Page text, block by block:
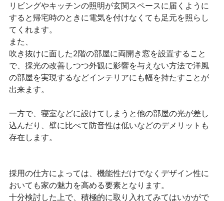
リビングやキッチンの照明が玄関スペースに届くように
すると帰宅時のときに電気を付けなくても足元を照らし
てくれます。
また、
吹き抜けに面した2階の部屋に両開き窓を設置すること
で、採光の改善しつつ外観に影響を与えない方法で洋風
の部屋を実現するなどインテリアにも幅を持たすことが
出来ます。
一方で、寝室などに設けてしまうと他の部屋の光が差し
込んだり、壁に比べて防音性は低いなどのデメリットも
存在します。
採用の仕方によっては、機能性だけでなくデザイン性に
おいても家の魅力を高める要素となります。
十分検討した上で、積極的に取り入れてみてはいかがで